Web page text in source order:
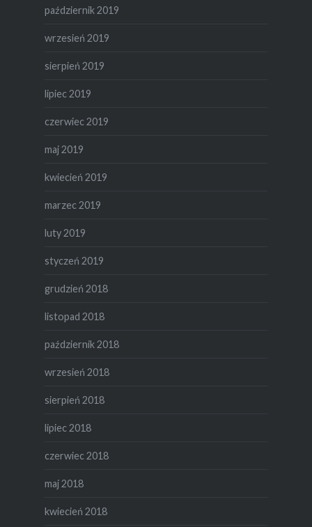
październik 2019
wrzesień 2019
sierpień 2019
lipiec 2019
czerwiec 2019
maj 2019
kwiecień 2019
marzec 2019
luty 2019
styczeń 2019
grudzień 2018
listopad 2018
październik 2018
wrzesień 2018
sierpień 2018
lipiec 2018
czerwiec 2018
maj 2018
kwiecień 2018